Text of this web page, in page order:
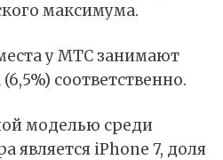
максимума.
у МТС занимают
соответственно.
моделью среди
является iPhone 7, доля